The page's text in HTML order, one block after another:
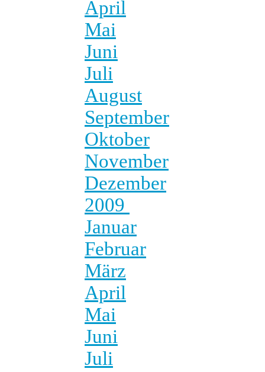
April
Mai
Juni
Juli
August
September
Oktober
November
Dezember
2009
Januar
Februar
März
April
Mai
Juni
Juli